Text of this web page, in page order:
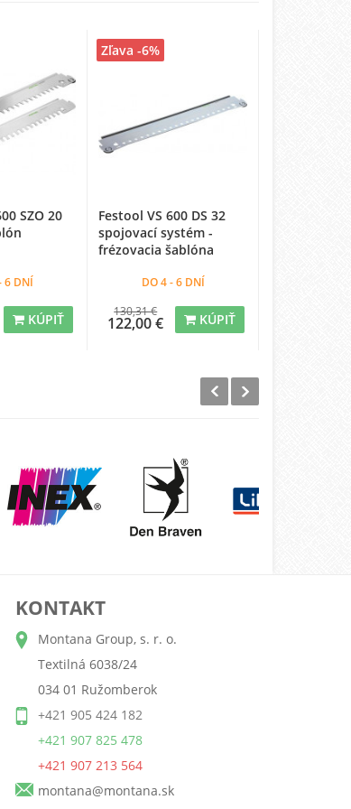
SZO 20
6 DNÍ
KÚPIŤ
Festool VS 600 DS 32
spojovací systém -
frézovacia šablóna
DO 4 - 6 DNÍ
130,31 €
122,00 € KÚPIŤ
Zľava -6%
KONTAKT
Montana Group, s. r. o.
Textilná 6038/24
034 01 Ružomberok
+421 905 424 182
+421 907 825 478
+421 907 213 564
montana@montana.sk